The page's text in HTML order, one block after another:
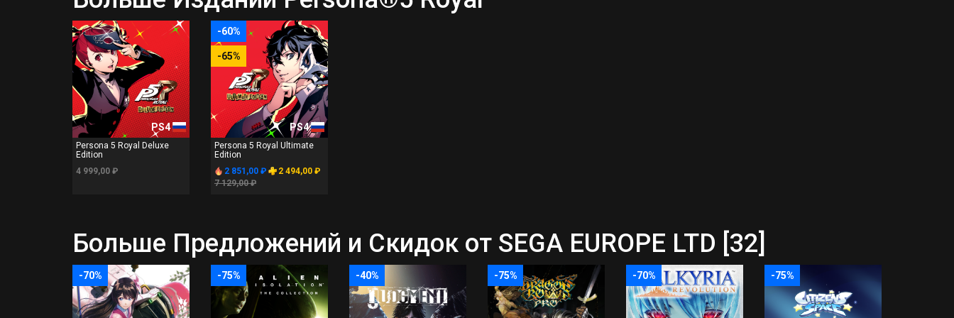
PS4
Persona 5 Royal Deluxe
Edition
4 999,00 ₽
-60%
-65%
PS4
Persona 5 Royal Ultimate
Edition
2 851,00 ₽
2 494,00 ₽
7 129,00 ₽
Больше Предложений и Скидок от SEGA EUROPE LTD [32]
-70% -75% -40% -75% -70% -75%